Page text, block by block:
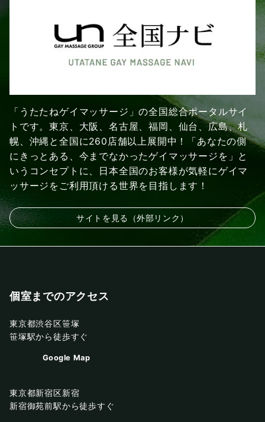
「うたたねゲイマッサージ」の全国総合ポータルサイ
トです。東京、大阪、名古屋、福岡、仙台、広島、札
幌、沖縄と全国に260店舗以上展開中！「あなたの側
にきっとある、今までなかったゲイマッサージを」と
いうコンセプトに、日本全国のお客様が気軽にゲイマ
ッサージをご利用頂ける世界を目指します！
サイトを見る（外部リンク）
個室までのアクセス
東京都渋谷区笹塚
笹塚駅から徒歩すぐ
Google Map
東京都新宿区新宿
新宿御苑前駅から徒歩すぐ